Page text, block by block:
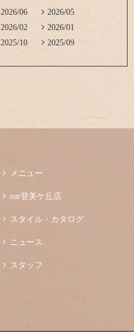
2026/06  2026/05
2026/02  2026/01
2025/10  2025/09
 メニュー
 oar登美ケ丘店
 スタイル・カタログ
 ニュース
 スタッフ